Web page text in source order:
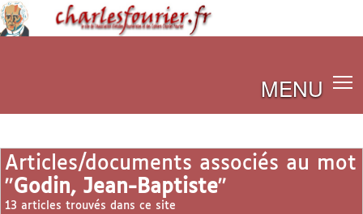
MENU
Articles/documents associés au mot
"Godin, Jean-Baptiste"
13 articles trouvés dans ce site